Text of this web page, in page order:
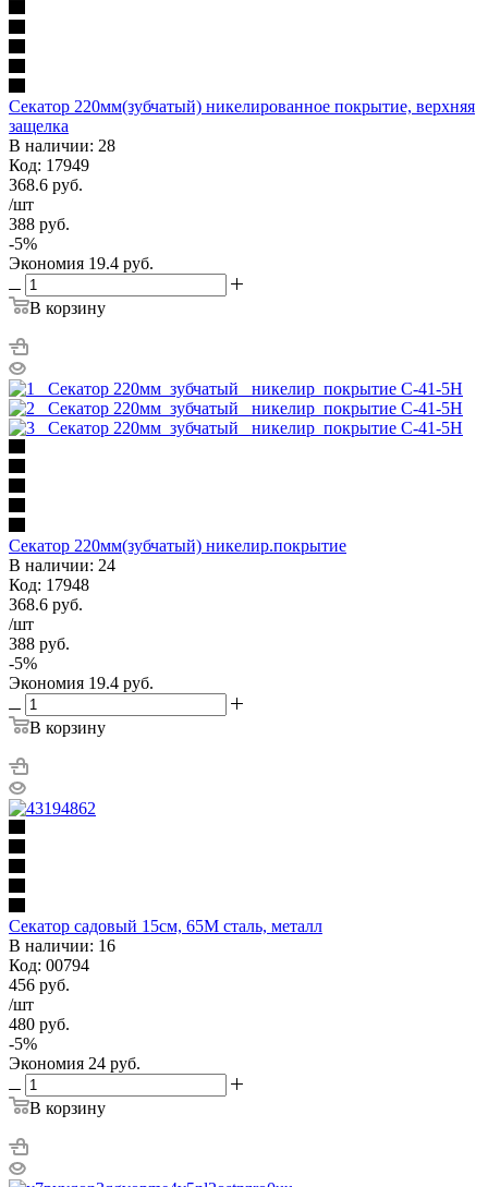
Секатор 220мм(зубчатый) никелированное покрытие, верхняя
защелка
В наличии: 28
Код: 17949
368.6 руб.
/шт
388 руб.
-5%
Экономия 19.4 руб.
В корзину
Секатор 220мм(зубчатый) никелир.покрытие
В наличии: 24
Код: 17948
368.6 руб.
/шт
388 руб.
-5%
Экономия 19.4 руб.
В корзину
Секатор садовый 15см, 65М сталь, металл
В наличии: 16
Код: 00794
456 руб.
/шт
480 руб.
-5%
Экономия 24 руб.
В корзину